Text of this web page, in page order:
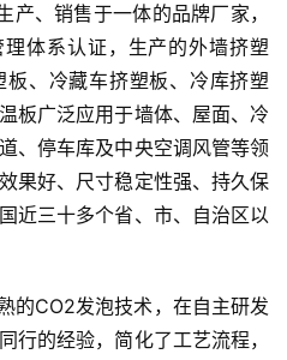
、销售于一体的品牌厂家，
体系认证，生产的外墙挤塑
、冷藏车挤塑板、冷库挤塑
板广泛应用于墙体、屋面、冷
、停车库及中央空调风管等领
果好、尺寸稳定性强、持久保
近三十多个省、市、自治区以
的CO2发泡技术，在自主研发
行的经验，简化了工艺流程，